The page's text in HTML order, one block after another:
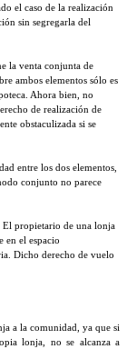
el caso de la realización
sin segregarla del
la venta conjunta de
ambos elementos sólo es
Ahora bien, no
de realización de
obstaculizada si se
entre los dos elementos,
conjunto no parece
propietario de una lonja
en el espacio
Dicho derecho de vuelo
a la comunidad, ya que si
lonja, no se alcanza a